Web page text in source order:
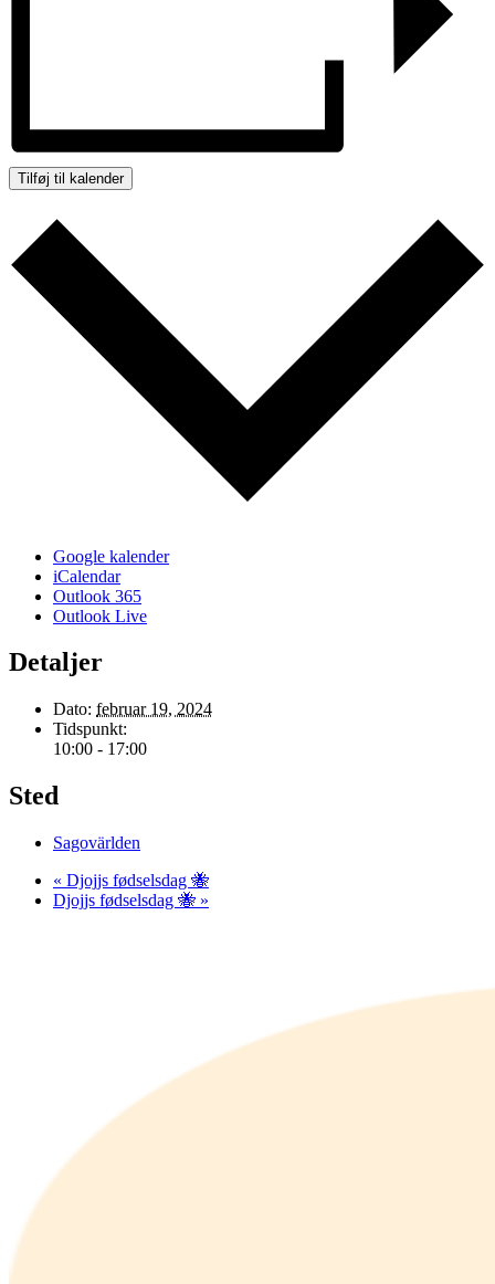
Tilføj til kalender
Google kalender
iCalendar
Outlook 365
Outlook Live
Detaljer
Dato: februar 19, 2024
Tidspunkt:
10:00 - 17:00
Sted
Sagovärlden
« Djojjs fødselsdag 🐝
Djojjs fødselsdag 🐝 »